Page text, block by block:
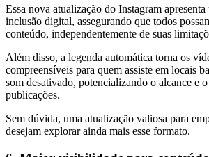
Essa nova atualização do Instagram
inclusão digital, assegurando que todos
conteúdo, independentemente de suas
Além disso, a legenda automática torna os
compreensíveis para quem assiste em locais
som desativado, potencializando o alcance e
publicações.
Sem dúvida, uma atualização valiosa para
desejam explorar ainda mais esse formato.